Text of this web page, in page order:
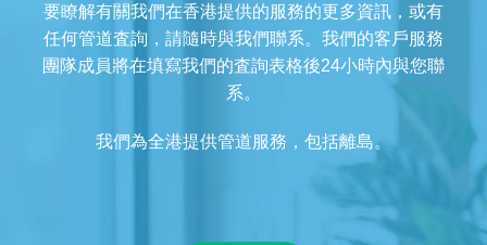
要瞭解有關我們在香港提供的服務的更多資訊，或有
任何管道査詢，請隨時與我們聯系。我們的客戶服務
團隊成員將在填寫我們的査詢表格後24小時內與您聯
系。
我們為全港提供管道服務，包括離島。